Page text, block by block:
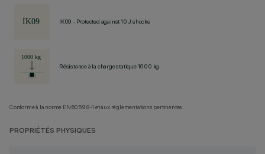
IK09 - Protected against 10 J shocks
Résistance à la charge statique 1000 kg
Conforme à la norme EN60598-1 et aux réglementations pertinentes.
PROPRIÉTÉS PHYSIQUES